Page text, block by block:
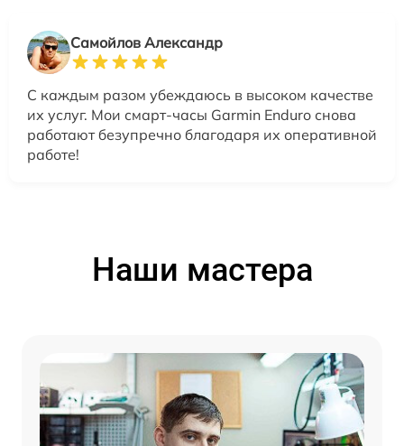
Самойлов Александр
С каждым разом убеждаюсь в высоком качестве
их услуг. Мои смарт-часы Garmin Enduro снова
работают безупречно благодаря их оперативной
работе!
Наши мастера